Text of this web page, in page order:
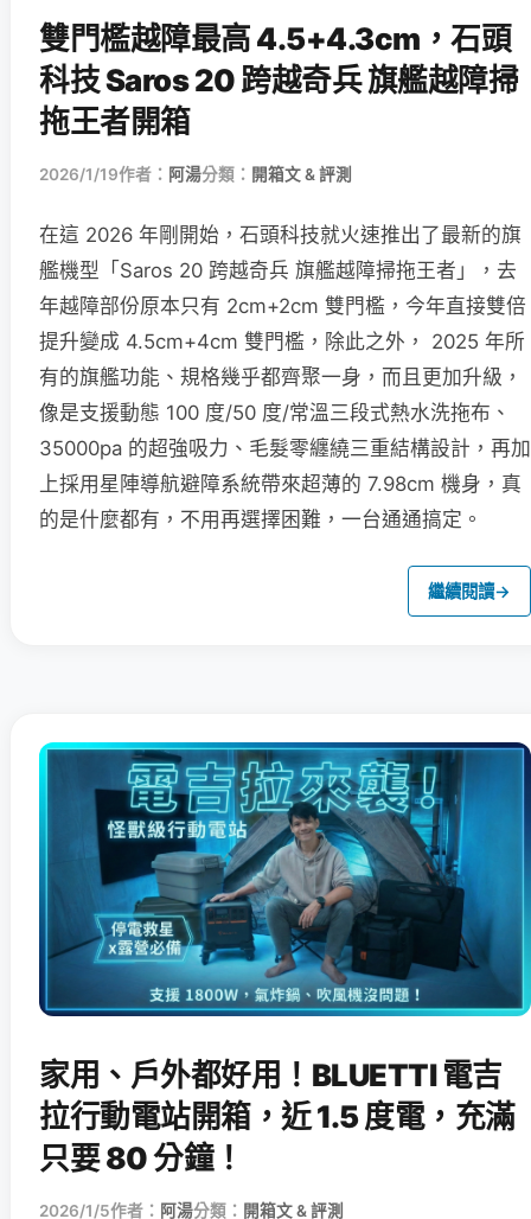
雙門檻越障最高 4.5+4.3cm，石頭
科技 Saros 20 跨越奇兵 旗艦越障掃
拖王者開箱
2026/1/19作者： 阿湯分類： 開箱文 & 評測
在這 2026 年剛開始，石頭科技就火速推出了最新的旗
艦機型「Saros 20 跨越奇兵 旗艦越障掃拖王者」，去
年越障部份原本只有 2cm+2cm 雙門檻，今年直接雙倍
提升變成 4.5cm+4cm 雙門檻，除此之外， 2025 年所
有的旗艦功能、規格幾乎都齊聚一身，而且更加升級，
像是支援動態 100 度/50 度/常溫三段式熱水洗拖布、
35000pa 的超強吸力、毛髮零纏繞三重結構設計，再加
上採用星陣導航避障系統帶來超薄的 7.98cm 機身，真
的是什麼都有，不用再選擇困難，一台通通搞定。
繼續閱讀→
家用、戶外都好用！BLUETTI 電吉
拉行動電站開箱，近 1.5 度電，充滿
只要 80 分鐘！
2026/1/5作者： 阿湯分類： 開箱文 & 評測